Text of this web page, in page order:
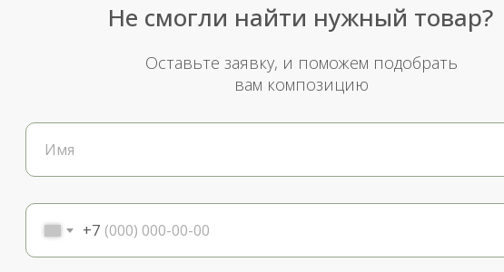
+7
Не смогли найти нужный товар?
Оставьте заявку, и поможем подобрать
вам композицию